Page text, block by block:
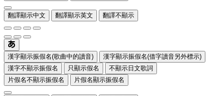
翻譯顯示中文 翻譯顯示英文 翻譯不顯示
漢字顯示振假名(歌曲中的讀音)
漢字顯示振假名(借字讀音另外標示)
漢字不顯示振假名
只顯示假名
不顯示日文歌詞
片假名不顯示振假名
片假名顯示振假名